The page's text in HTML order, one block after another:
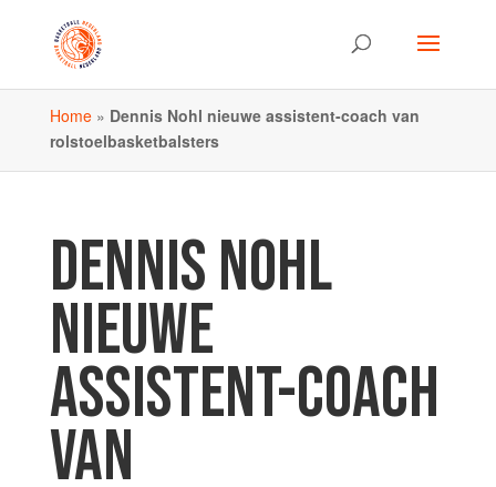
Home» Dennis Nohl nieuwe assistent-coach van
rolstoelbasketbalsters
DENNIS NOHL
NIEUWE
ASSISTENT-COACH
VAN